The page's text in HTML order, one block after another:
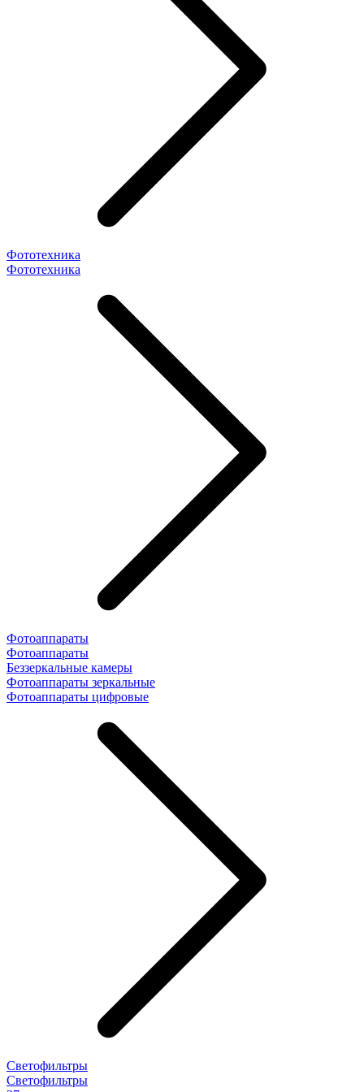
Фототехника
Фототехника
Фотоаппараты
Фотоаппараты
Беззеркальные камеры
Фотоаппараты зеркальные
Фотоаппараты цифровые
Светофильтры
Светофильтры